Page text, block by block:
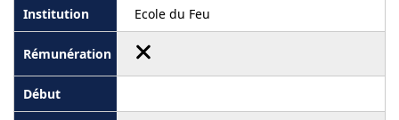
Ecole du Feu